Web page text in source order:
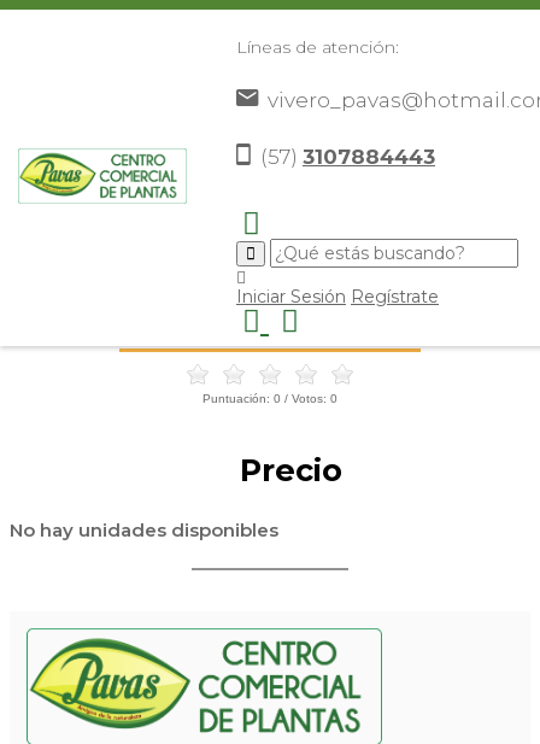
Líneas de atención:
(57) 3107884443
Iniciar Sesión Regístrate
Ref:
Puntuación: 0 / Votos: 0
Precio
No hay unidades disponibles